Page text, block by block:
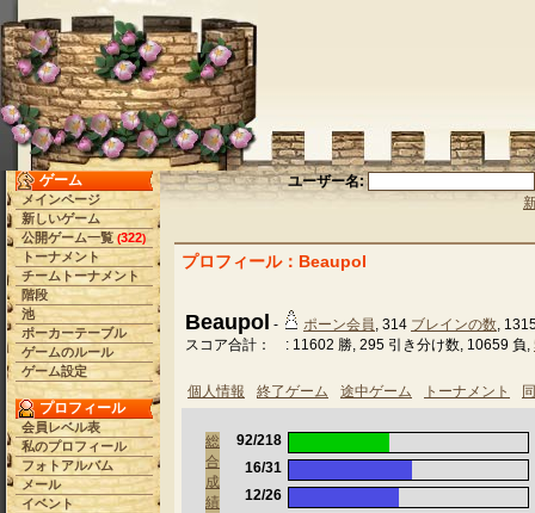
ゲーム
メインページ
新しいゲーム
公開ゲーム一覧 (322)
トーナメント
チームトーナメント
階段
池
ポーカーテーブル
ゲームのルール
ゲーム設定
プロフィール
会員レベル表
私のプロフィール
フォトアルバム
メール
イベント
ユーザー名:
プロフィール：Beaupol
Beaupol - ポーン会員, 314 ブレインの数,
スコア合計： : 11602 勝, 295 引き分け数, 10659 負,
個人情報 終了ゲーム 途中ゲーム トーナメント
総
合
成
績
92/218
16/31
12/26